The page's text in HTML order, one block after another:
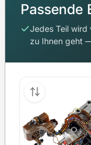
Passende
Jedes Teil wird
zu Ihnen geht